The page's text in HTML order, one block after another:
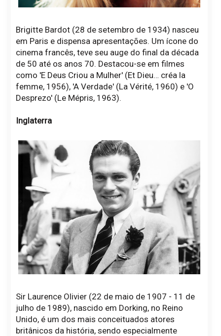
Brigitte Bardot (28 de setembro de 1934) nasceu
em Paris e dispensa apresentações. Um ícone do
cinema francês, teve seu auge do final da década
de 50 até os anos 70. Destacou-se em filmes
como 'E Deus Criou a Mulher' (Et Dieu… créa la
femme, 1956), 'A Verdade' (La Vérité, 1960) e 'O
Desprezo' (Le Mépris, 1963).
Inglaterra
Sir Laurence Olivier (22 de maio de 1907 - 11 de
julho de 1989), nascido em Dorking, no Reino
Unido, é um dos mais conceituados atores
britânicos da história, sendo especialmente